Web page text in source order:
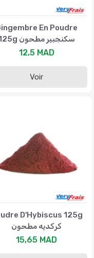
En Poudre
125g سكنجبير مطحون
12,5 MAD
Voir
D'Hybiscus 125g
كركديه مطحون
15,65 MAD